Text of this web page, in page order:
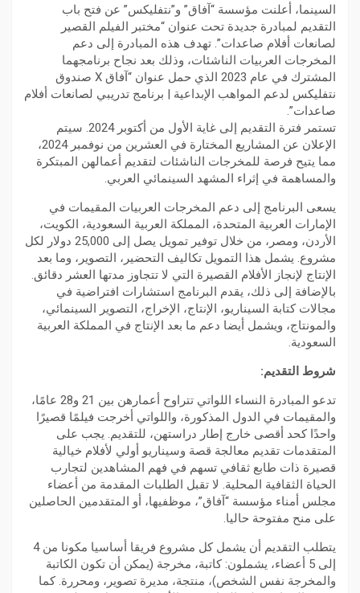
السينما، أعلنت مؤسسة “آفاق” و”نتفليكس” عن فتح باب
التقديم لمبادرة جديدة تحت عنوان “مختبر الفيلم القصير
لصانعات أفلام صاعدات”. تهدف هذه المبادرة إلى دعم
المخرجات العربيات الناشئات، وذلك بعد نجاح برنامجهما
المشترك في عام 2023 الذي حمل عنوان “آفاق X صندوق
نتفليكس لدعم المواهب الإبداعية | برنامج تدريبي لصانعات أفلام
صاعدات”.
تستمر فترة التقديم إلى غاية الأول من أكتوبر 2024. سيتم
الإعلان عن المشاريع المختارة في العشرين من نوفمبر 2024،
مما يتيح فرصة للمخرجات الناشئات لتقديم أعمالهن المبتكرة
والمساهمة في إثراء المشهد السينمائي العربي.
يسعى البرنامج إلى دعم المخرجات العربيات المقيمات في
الإمارات العربية المتحدة، المملكة العربية السعودية، الكويت،
الأردن، ومصر، من خلال توفير تمويل يصل إلى 25,000 دولار لكل
مشروع. يشمل هذا التمويل تكاليف التحضير، التصوير، وما بعد
الإنتاج لإنجاز الأفلام القصيرة التي لا تتجاوز مدتها العشر دقائق.
بالإضافة إلى ذلك، يقدم البرنامج استشارات افتراضية في
مجالات كتابة السيناريو، الإنتاج، الإخراج، التصوير السينمائي،
والمونتاج، ويشمل أيضا دعم ما بعد الإنتاج في المملكة العربية
السعودية.
شروط التقديم:
تدعو المبادرة النساء اللواتي تتراوح أعمارهن بين 21 و28 عامًا،
والمقيمات في الدول المذكورة، واللواتي أخرجت فيلمًا قصيرًا
واحدًا كحد أقصى خارج إطار دراستهن، للتقديم. يجب على
المتقدمات تقديم معالجة قصة وسيناريو أولي لأفلام خيالية
قصيرة ذات طابع ثقافي تسهم في فهم المشاهدين لتجارب
الحياة الثقافية المحلية. لا تقبل الطلبات المقدمة من أعضاء
مجلس أمناء مؤسسة “آفاق”، موظفيها، أو المتقدمين الحاصلين
على منح مفتوحة حاليا.
يتطلب التقديم أن يشمل كل مشروع فريقا أساسيا مكونا من 4
إلى 5 أعضاء، يشملون: كاتبة، مخرجة (يمكن أن تكون الكاتبة
والمخرجة نفس الشخص)، منتجة، مديرة تصوير، ومحررة. كما